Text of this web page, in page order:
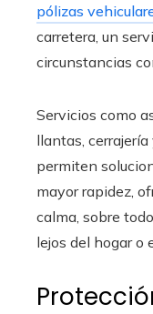
pólizas
carretera, un
circunstancias
Servicios como
llantas,
permiten
mayor rapidez,
calma, sobre
lejos del hogar o